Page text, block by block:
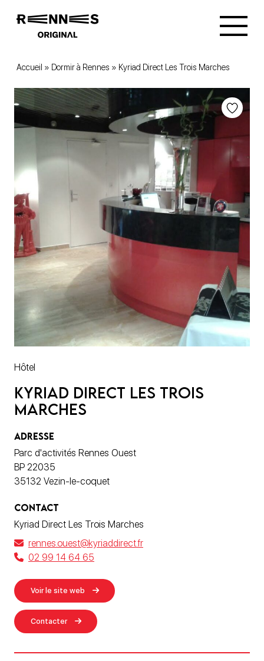
Accueil » Dormir à Rennes » Kyriad Direct Les Trois Marches
Hôtel
Kyriad Direct Les Trois
Marches
ADRESSE
Parc d'activités Rennes Ouest
BP 22035
35132 Vezin-le-coquet
CONTACT
Kyriad Direct Les Trois Marches
rennes.ouest@kyriaddirect.fr
02 99 14 64 65
Voir le site web
Contacter